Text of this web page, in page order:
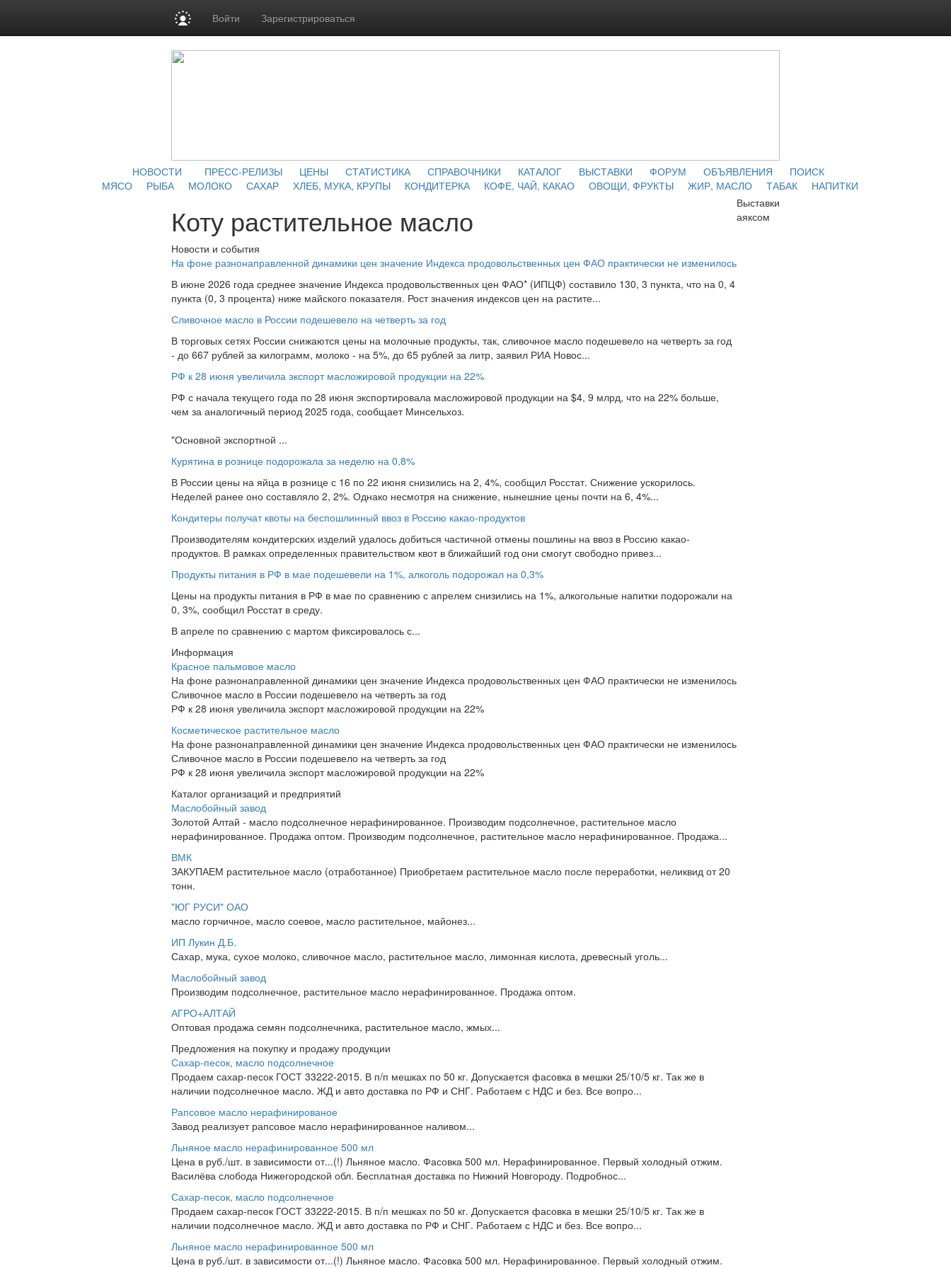
Войти Зарегистрироваться
НОВОСТИ ПРЕСС-РЕЛИЗЫ ЦЕНЫ СТАТИСТИКА СПРАВОЧНИКИ КАТАЛОГ ВЫСТАВКИ ФОРУМ ОБЪЯВЛЕНИЯ
ПОИСК
МЯСО
РЫБА МОЛОКО САХАР ХЛЕБ, МУКА, КРУПЫ КОНДИТЕРКА КОФЕ, ЧАЙ, КАКАО ОВОЩИ, ФРУКТЫ ЖИР, МАСЛО ТАБАК НАПИТКИ
Коту растительное масло
Новости и события
На фоне разнонаправленной динамики цен значение Индекса продовольственных цен ФАО практически не изменилось
В июне 2026 года среднее значение Индекса продовольственных цен ФАО* (ИПЦФ) составило 130, 3 пункта, что на 0, 4
пункта (0, 3 процента) ниже майского показателя. Рост значения индексов цен на растите...
Сливочное масло в России подешевело на четверть за год
В торговых сетях России снижаются цены на молочные продукты, так, сливочное масло подешевело на четверть за год
- до 667 рублей за килограмм, молоко - на 5%, до 65 рублей за литр, заявил РИА Новос...
РФ к 28 июня увеличила экспорт масложировой продукции на 22%
РФ с начала текущего года по 28 июня экспортировала масложировой продукции на $4, 9 млрд, что на 22% больше,
чем за аналогичный период 2025 года, сообщает Минсельхоз.
"Основной экспортной ...
Курятина в рознице подорожала за неделю на 0,8%
В России цены на яйца в рознице с 16 по 22 июня снизились на 2, 4%, сообщил Росстат. Снижение ускорилось.
Неделей ранее оно составляло 2, 2%. Однако несмотря на снижение, нынешние цены почти на 6, 4%...
Кондитеры получат квоты на беспошлинный ввоз в Россию какао-продуктов
Производителям кондитерских изделий удалось добиться частичной отмены пошлины на ввоз в Россию какао-
продуктов. В рамках определенных правительством квот в ближайший год они смогут свободно привез...
Продукты питания в РФ в мае подешевели на 1%, алкоголь подорожал на 0,3%
Цены на продукты питания в РФ в мае по сравнению с апрелем снизились на 1%, алкогольные напитки подорожали на
0, 3%, сообщил Росстат в среду.
В апреле по сравнению с мартом фиксировалось с...
Информация
Красное пальмовое масло
На фоне разнонаправленной динамики цен значение Индекса продовольственных цен ФАО практически не изменилось
Сливочное масло в России подешевело на четверть за год
РФ к 28 июня увеличила экспорт масложировой продукции на 22%
Косметическое растительное масло
На фоне разнонаправленной динамики цен значение Индекса продовольственных цен ФАО практически не изменилось
Сливочное масло в России подешевело на четверть за год
РФ к 28 июня увеличила экспорт масложировой продукции на 22%
Каталог организаций и предприятий
Маслобойный завод
Золотой Алтай - масло подсолнечное нерафинированное. Производим подсолнечное, растительное масло
нерафинированное. Продажа оптом. Производим подсолнечное, растительное масло нерафинированное. Продажа...
ВМК
ЗАКУПАЕМ растительное масло (отработанное) Приобретаем растительное масло после переработки, неликвид от 20
тонн.
"ЮГ РУСИ" ОАО
масло горчичное, масло соевое, масло растительное, майонез...
ИП Лукин Д.Б.
Сахар, мука, сухое молоко, сливочное масло, растительное масло, лимонная кислота, древесный уголь...
Маслобойный завод
Производим подсолнечное, растительное масло нерафинированное. Продажа оптом.
АГРО+АЛТАЙ
Оптовая продажа семян подсолнечника, растительное масло, жмых...
Предложения на покупку и продажу продукции
Сахар-песок, масло подсолнечное
Продаем сахар-песок ГОСТ 33222-2015. В п/п мешках по 50 кг. Допускается фасовка в мешки 25/10/5 кг. Так же в
наличии подсолнечное масло. ЖД и авто доставка по РФ и СНГ. Работаем с НДС и без. Все вопро...
Рапсовое масло нерафинированое
Завод реализует рапсовое масло нерафинированное наливом...
Льняное масло нерафинированное 500 мл
Цена в руб./шт. в зависимости от...(!) Льняное масло. Фасовка 500 мл. Нерафинированное. Первый холодный отжим.
Василёва слобода Нижегородской обл. Бесплатная доставка по Нижний Новгороду. Подробнос...
Сахар-песок, масло подсолнечное
Продаем сахар-песок ГОСТ 33222-2015. В п/п мешках по 50 кг. Допускается фасовка в мешки 25/10/5 кг. Так же в
наличии подсолнечное масло. ЖД и авто доставка по РФ и СНГ. Работаем с НДС и без. Все вопро...
Льняное масло нерафинированное 500 мл
Цена в руб./шт. в зависимости от...(!) Льняное масло. Фасовка 500 мл. Нерафинированное. Первый холодный отжим.
Выставки
аяксом